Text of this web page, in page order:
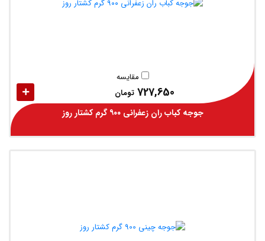
مقایسه
727,650 تومان
جوجه کباب ران زعفرانی ۹۰۰ گرم کشتار روز